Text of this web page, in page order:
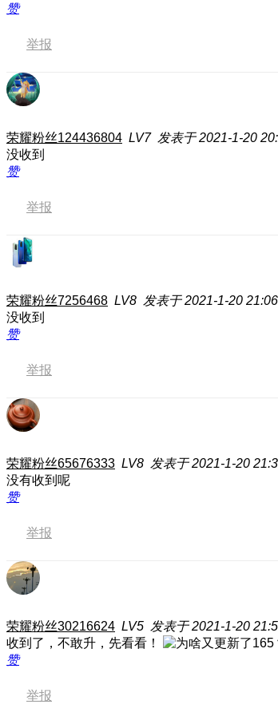
赞
举报
荣耀粉丝124436804 LV7 发表于 2021-1-20
没收到
赞
举报
荣耀粉丝7256468 LV8 发表于 2021-1-20 21:06
没收到
赞
举报
荣耀粉丝65676333 LV8 发表于 2021-1-20
没有收到呢
赞
举报
荣耀粉丝30216624 LV5 发表于 2021-1-20
收到了，不敢升，先看看！
赞
举报